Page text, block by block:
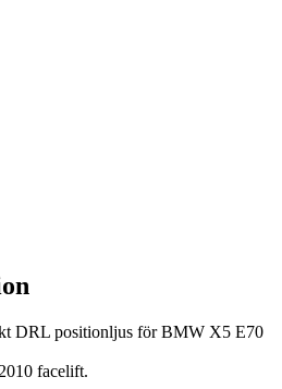
DRL positionljus för BMW X5 E70
facelift.